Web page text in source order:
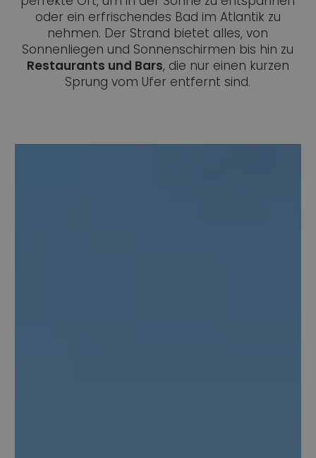
oder ein erfrischendes Bad im Atlantik zu
nehmen. Der Strand bietet alles, von
Sonnenliegen und Sonnenschirmen bis hin zu
Restaurants und Bars, die nur einen kurzen
Sprung vom Ufer entfernt sind.